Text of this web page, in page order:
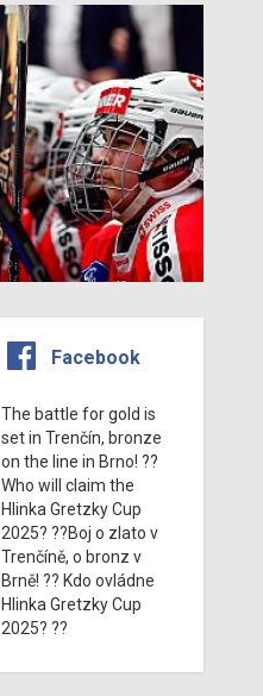
Facebook
The battle for gold is
set in Trenčín, bronze
on the line in Brno! ??
Who will claim the
Hlinka Gretzky Cup
2025? ??Boj o zlato v
Trenčíně, o bronz v
Brně! ?? Kdo ovládne
Hlinka Gretzky Cup
2025? ??